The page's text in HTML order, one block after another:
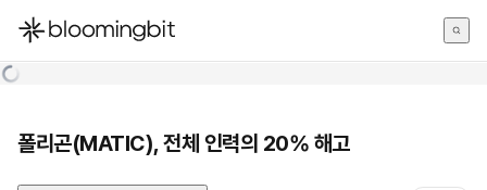
한국어
폴리곤(MATIC), 전체 인력의 20% 해고